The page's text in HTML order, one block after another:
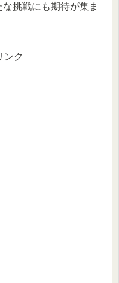
挑戦にも期待が集ま
ンク